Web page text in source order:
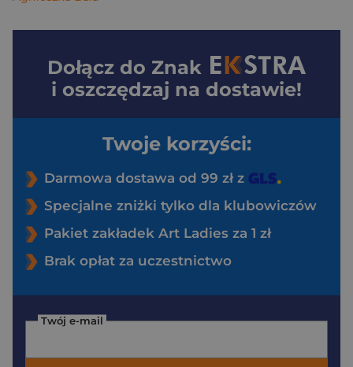
Dołącz do Znak
i oszczędzaj na dostawie!
Twoje korzyści:
Darmowa dostawa od 99 zł z
Specjalne zniżki tylko dla klubowiczów
Pakiet zakładek Art Ladies za 1 zł
Brak opłat za uczestnictwo
Twój e-mail